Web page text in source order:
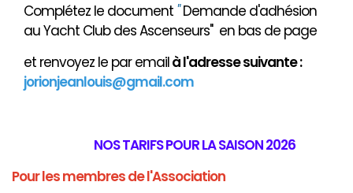
Complétez le document "Demande d'adhésion
au Yacht Club des Ascenseurs" en bas de page
et renvoyez le par emailàl'adresse suivante :
jorionjeanlouis@gmail.com
NOS TARIFS POUR LA SAISON 2026
Pour les membres de l'Association